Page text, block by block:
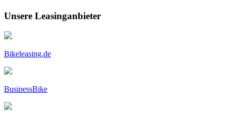
Unsere Leasinganbieter
Bikeleasing.de
BusinessBike